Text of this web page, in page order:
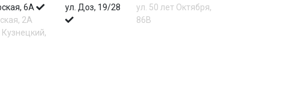
6А
2А
Кузнецкий,
ул. Доз, 19/28
ул. 50 лет Октября,
86В